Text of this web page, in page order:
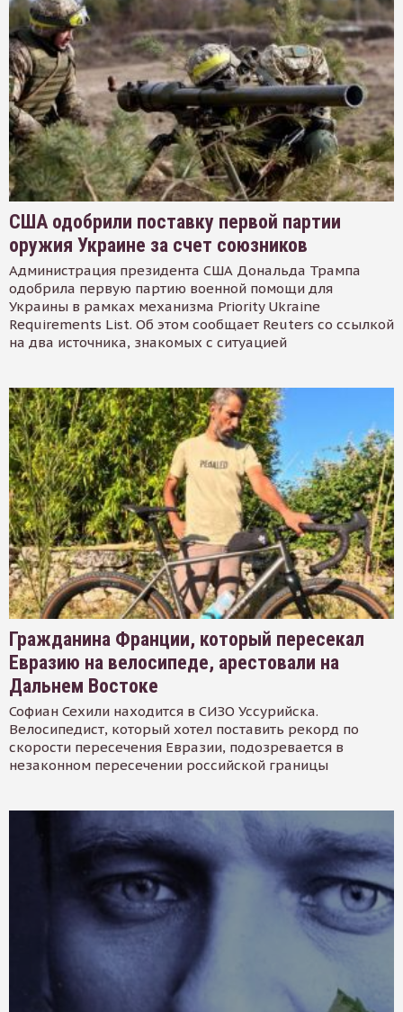
США одобрили поставку первой партии
оружия Украине за счет союзников
Администрация президента США Дональда Трампа
одобрила первую партию военной помощи для
Украины в рамках механизма Priority Ukraine
Requirements List. Об этом сообщает Reuters со ссылкой
на два источника, знакомых с ситуацией
Гражданина Франции, который пересекал
Евразию на велосипеде, арестовали на
Дальнем Востоке
Софиан Сехили находится в СИЗО Уссурийска.
Велосипедист, который хотел поставить рекорд по
скорости пересечения Евразии, подозревается в
незаконном пересечении российской границы